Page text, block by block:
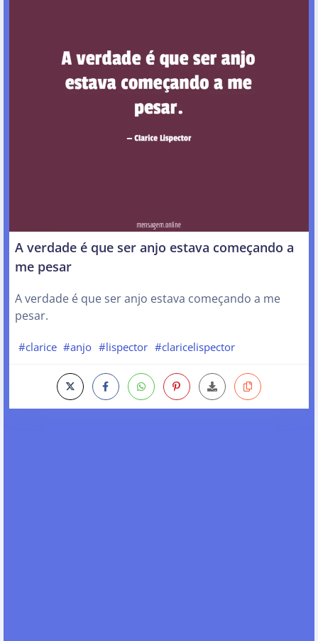
A verdade é que ser anjo estava começando a
me pesar
A verdade é que ser anjo estava começando a me
pesar.
#clarice #anjo #lispector #claricelispector